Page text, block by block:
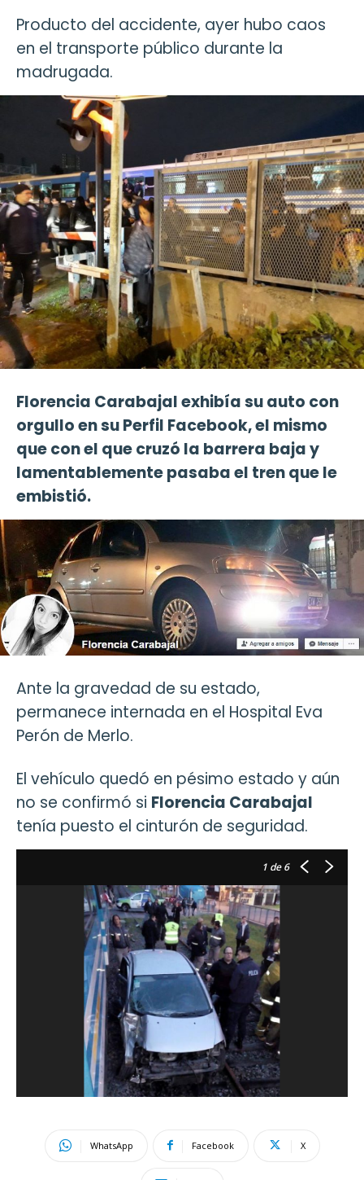
Producto del accidente, ayer hubo caos
en el transporte público durante la
madrugada.
Florencia Carabajal exhibía su auto con
orgullo en su Perfil Facebook, el mismo
que con el que cruzó la barrera baja y
lamentablemente pasaba el tren que le
embistió.
Ante la gravedad de su estado,
permanece internada en el Hospital Eva
Perón de Merlo.
El vehículo quedó en pésimo estado y aún
no se confirmó si Florencia Carabajal
tenía puesto el cinturón de seguridad.
1 de 6
WhatsApp Facebook X